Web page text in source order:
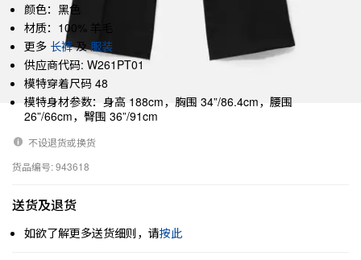
颜色：黑色
材质：100% 羊毛
更多 长裤及服装
供应商代码: W261PT01
模特穿着尺码 48
模特身材参数：身高 188cm，胸围 34”/86.4cm，腰围
26”/66cm，臀围 36”/91cm
不设退货或换货
货品编号: 943618
送货及退货
如欲了解更多送货细则，请按此